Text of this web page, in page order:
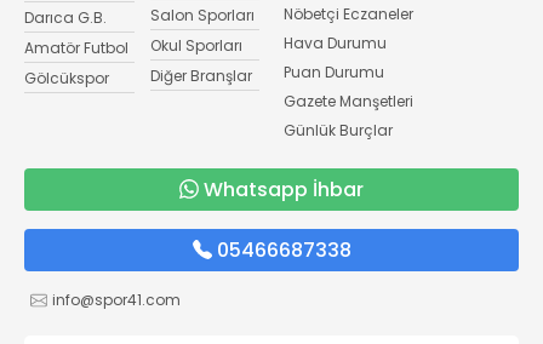
Darıca G.B.
Amatör Futbol
Gölcükspor
Salon Sporları
Okul Sporları
Diğer Branşlar
Nöbetçi Eczaneler
Hava Durumu
Puan Durumu
Gazete Manşetleri
Günlük Burçlar
Whatsapp İhbar
05466687338
info@spor41.com